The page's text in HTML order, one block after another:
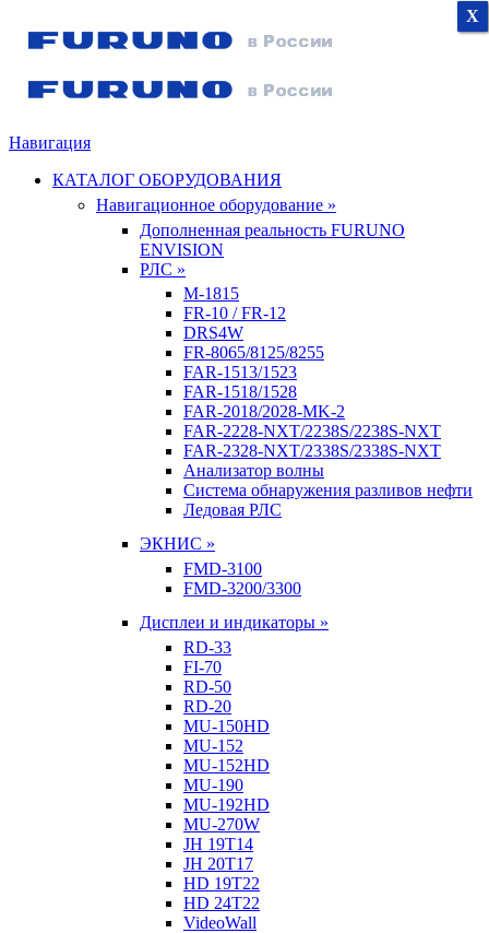
Навигация
КАТАЛОГ ОБОРУДОВАНИЯ
Навигационное оборудование »
Дополненная реальность FURUNO
ENVISION
РЛС »
M-1815
FR-10 / FR-12
DRS4W
FR-8065/8125/8255
FAR-1513/1523
FAR-1518/1528
FAR-2018/2028-MK-2
FAR-2228-NXT/2238S/2238S-NXT
FAR-2328-NXT/2338S/2338S-NXT
Анализатор волны
Система обнаружения разливов нефти
Ледовая РЛС
ЭКНИС »
FMD-3100
FMD-3200/3300
Дисплеи и индикаторы »
RD-33
FI-70
RD-50
RD-20
MU-150HD
MU-152
MU-152HD
MU-190
MU-192HD
MU-270W
JH 19T14
JH 20T17
HD 19T22
HD 24T22
VideoWall
X
X
X